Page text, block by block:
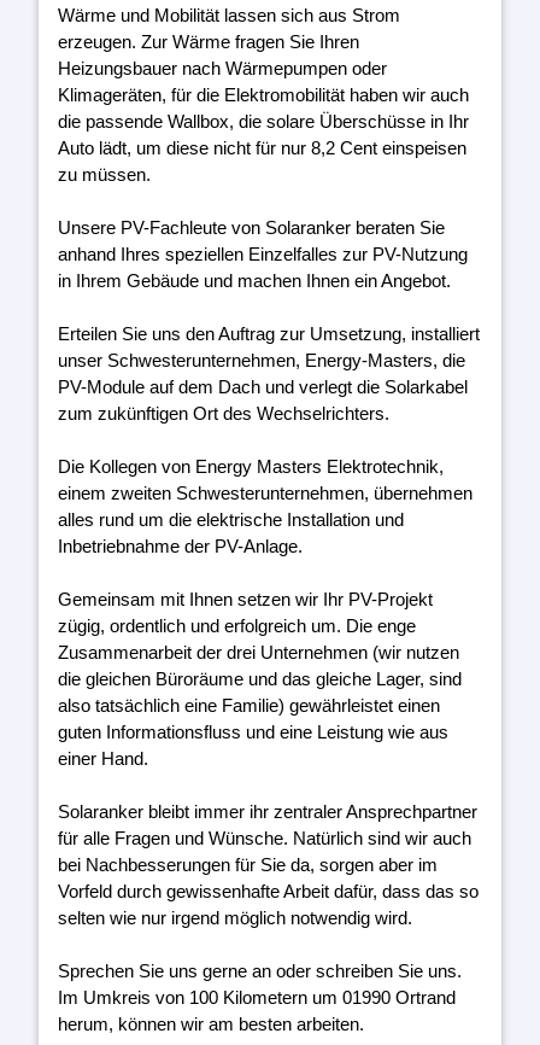
Wärme und Mobilität lassen sich aus Strom
erzeugen. Zur Wärme fragen Sie Ihren
Heizungsbauer nach Wärmepumpen oder
Klimageräten, für die Elektromobilität haben wir auch
die passende Wallbox, die solare Überschüsse in Ihr
Auto lädt, um diese nicht für nur 8,2 Cent einspeisen
zu müssen.
Unsere PV-Fachleute von Solaranker beraten Sie
anhand Ihres speziellen Einzelfalles zur PV-Nutzung
in Ihrem Gebäude und machen Ihnen ein Angebot.
Erteilen Sie uns den Auftrag zur Umsetzung, installiert
unser Schwesterunternehmen, Energy-Masters, die
PV-Module auf dem Dach und verlegt die Solarkabel
zum zukünftigen Ort des Wechselrichters.
Die Kollegen von Energy Masters Elektrotechnik,
einem zweiten Schwesterunternehmen, übernehmen
alles rund um die elektrische Installation und
Inbetriebnahme der PV-Anlage.
Gemeinsam mit Ihnen setzen wir Ihr PV-Projekt
zügig, ordentlich und erfolgreich um. Die enge
Zusammenarbeit der drei Unternehmen (wir nutzen
die gleichen Büroräume und das gleiche Lager, sind
also tatsächlich eine Familie) gewährleistet einen
guten Informationsfluss und eine Leistung wie aus
einer Hand.
Solaranker bleibt immer ihr zentraler Ansprechpartner
für alle Fragen und Wünsche. Natürlich sind wir auch
bei Nachbesserungen für Sie da, sorgen aber im
Vorfeld durch gewissenhafte Arbeit dafür, dass das so
selten wie nur irgend möglich notwendig wird.
Sprechen Sie uns gerne an oder schreiben Sie uns.
Im Umkreis von 100 Kilometern um 01990 Ortrand
herum, können wir am besten arbeiten.